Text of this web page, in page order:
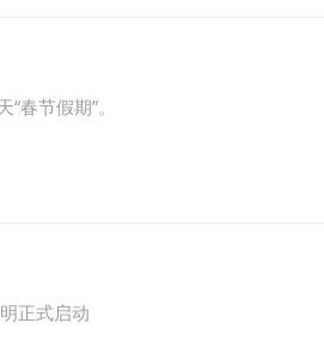
节假期”。
正式启动